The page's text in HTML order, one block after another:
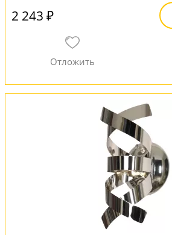
2 243 ₽